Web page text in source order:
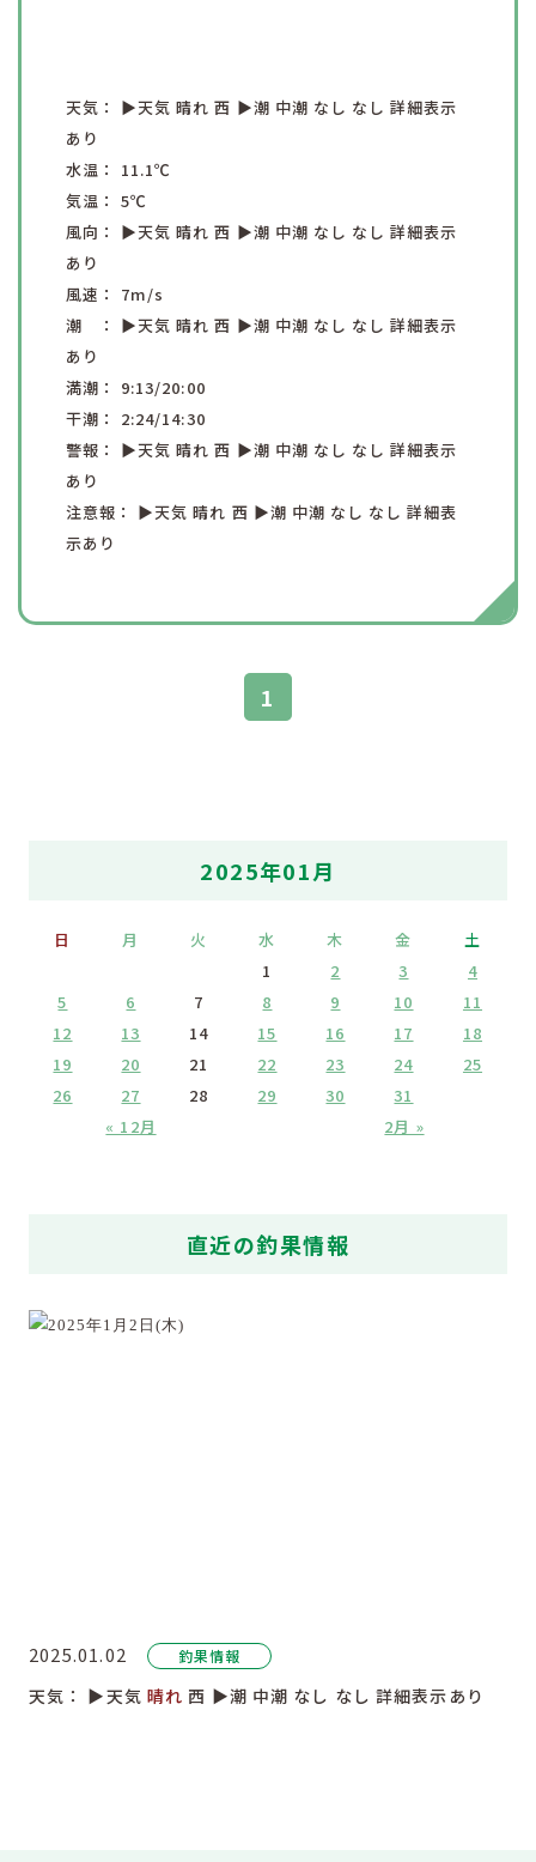
天気： ▶︎天気晴れ西 ▶︎潮 中潮 なし なし詳細表示
あり
水温： 11.1℃
気温：5℃
風向： ▶︎天気晴れ西 ▶︎潮 中潮 なし なし詳細表示
あり
風速： 7m/s
潮 ： ▶︎天気晴れ西 ▶︎潮 中潮 なし なし詳細表示
あり
満潮： 9:13/20:00
干潮： 2:24/14:30
警報： ▶︎天気晴れ西 ▶︎潮 中潮 なし なし詳細表示
あり
注意報： ▶︎天気晴れ 西 ▶︎潮 中潮 なし なし詳細表
示あり
1
2025年01月
日 月 火 水 木 金 土
« 12月 2月 »
1 2 3
4
5
6 7 8 9 10
11
12
13 14 15 16 17
18
19
20 21 22 23 24
25
26
27 28 29 30 31
直近の釣果情報
2025.01.02 釣果情報
天気： ▶︎天気 晴れ 西 ▶︎潮 中潮 なし なし 詳細表示あり